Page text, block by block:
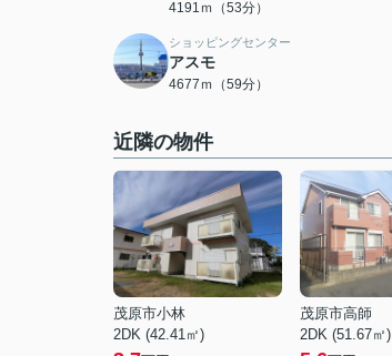
4191ｍ（53分）
ショッピングセンター
アスモ
4677ｍ（59分）
近隣の物件
茂原市小林
2DK (42.41㎡)
茂原市高師
2DK (51.67㎡)